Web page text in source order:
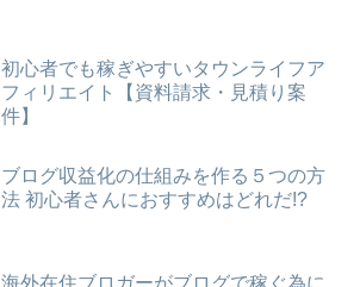
初心者でも稼ぎやすいタウンライフア
フィリエイト【資料請求・見積り案
件】
ブログ収益化の仕組みを作る５つの方
法 初心者さんにおすすめはどれだ!?
海外在住ブロガーがブログで稼ぐ為に